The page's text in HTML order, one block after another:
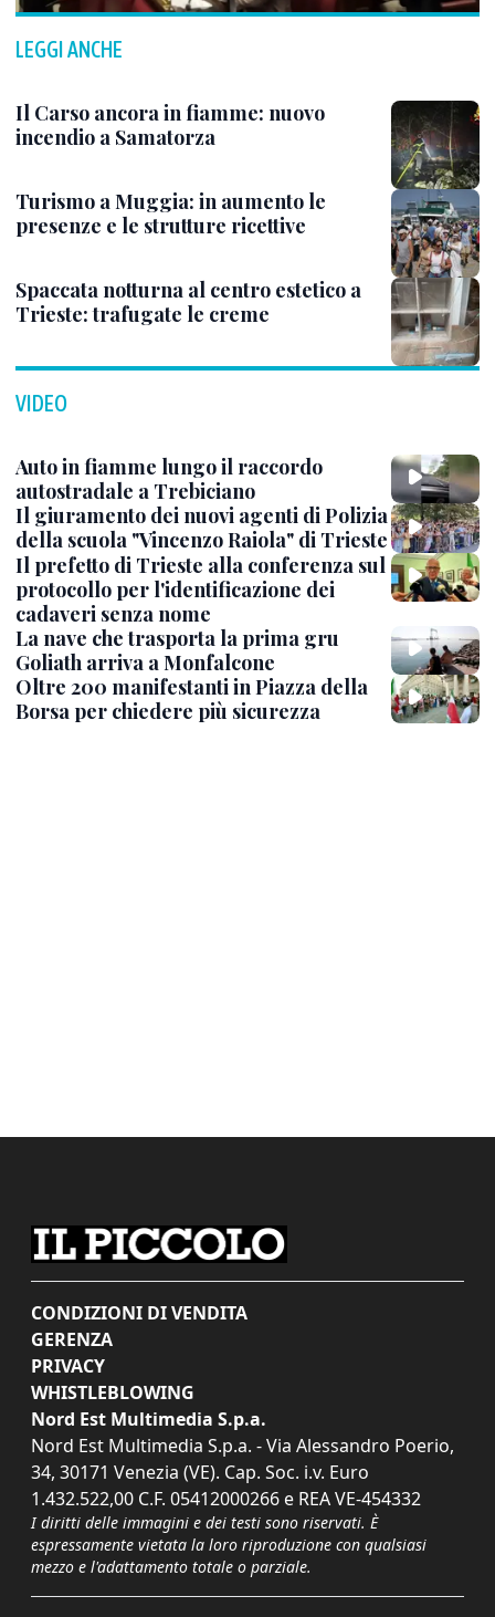
LEGGI ANCHE
Il Carso ancora in fiamme: nuovo
incendio a Samatorza
Turismo a Muggia: in aumento le
presenze e le strutture ricettive
Spaccata notturna al centro estetico a
Trieste: trafugate le creme
VIDEO
Auto in fiamme lungo il raccordo
autostradale a Trebiciano
Il giuramento dei nuovi agenti di Polizia
della scuola "Vincenzo Raiola" di Trieste
Il prefetto di Trieste alla conferenza sul
protocollo per l'identificazione dei
cadaveri senza nome
La nave che trasporta la prima gru
Goliath arriva a Monfalcone
Oltre 200 manifestanti in Piazza della
Borsa per chiedere più sicurezza
CONDIZIONI DI VENDITA
GERENZA
PRIVACY
WHISTLEBLOWING
Nord Est Multimedia S.p.a.
Nord Est Multimedia S.p.a. - Via Alessandro Poerio,
34, 30171 Venezia (VE). Cap. Soc. i.v. Euro
1.432.522,00 C.F. 05412000266 e REA VE-454332
I diritti delle immagini e dei testi sono riservati. È
espressamente vietata la loro riproduzione con qualsiasi
mezzo e l'adattamento totale o parziale.